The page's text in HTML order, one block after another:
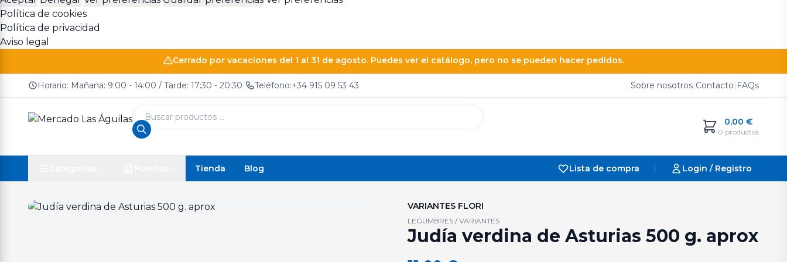
Política de cookies
Política de privacidad
Aviso legal
Cerrado por vacaciones del 1 al 31 de agosto. Puedes ver el catálogo, pero no se pueden hacer pedidos.
Horario: Mañana: 9:00 - 14:00 / Tarde: 17:30 - 20:30 Teléfono:+34 915 09 53 43 Sobre nosotros Contacto FAQs
Búsqueda
de
productos
0,00 €
0 productos
Tienda Blog Lista de compra Login / Registro
VARIANTES FLORI
LEGUMBRES / VARIANTES
Judía verdina de Asturias 500 g. aprox